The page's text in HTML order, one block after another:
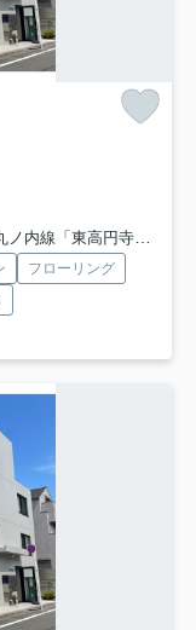
ノ内線「東高円寺」駅 徒歩18分
フローリング